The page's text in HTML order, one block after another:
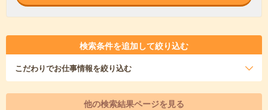
検索条件を追加して絞り込む
こだわりでお仕事情報を絞り込む
他の検索結果ページを見る